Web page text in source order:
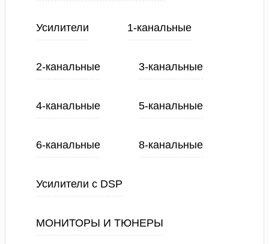
Усилители 1-канальные
2-канальные 3-канальные
4-канальные 5-канальные
6-канальные 8-канальные
Усилители с DSP
МОНИТОРЫ И ТЮНЕРЫ